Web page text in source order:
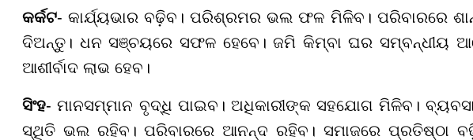
କର୍କଟ- କାର୍ଯ୍ୟଭାର ବଢ଼ିବ। ପରିଶ୍ରମର ଭଲ ଫଳ ମିଳିବ। ପରିବାରରେ
ଦିଅନ୍ତୁ। ଧନ ସଞ୍ଚୟରେ ସଫଳ ହେବେ। ଜମି କିମ୍ବା ଘର ସମ୍ବନ୍ଧୀୟ
ଆଶୀର୍ବାଦ ଲାଭ ହେବ।
ସିଂହ- ମାନସମ୍ମାନ ବୃଦ୍ଧି ପାଇବ। ଅଧିକାରୀଙ୍କ ସହଯୋଗ ମିଳିବ।
ସ୍ଥିତି ଭଲ ରହିବ। ପରିବାରରେ ଆନନ୍ଦ ରହିବ। ସମାଜରେ ପ୍ରତିଷ୍ଠା